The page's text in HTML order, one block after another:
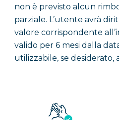
non è previsto alcun
parziale. L’utente avrà
valore corrispondente
valido per 6 mesi dalla
utilizzabile, se